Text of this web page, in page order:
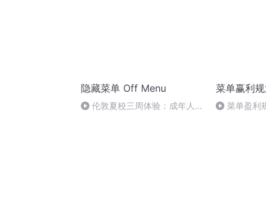
隐藏菜单 Off Menu
伦敦夏校三周体验：成年人没
菜单赢利
菜单盈利